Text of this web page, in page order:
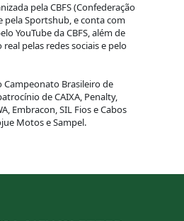
pela CBFS (Confederação
pela Sportshub, e conta com
YouTube da CBFS, além de
pelas redes sociais e pelo
Campeonato Brasileiro de
de CAIXA, Penalty,
Embracon, SIL Fios e Cabos
Motos e Sampel.